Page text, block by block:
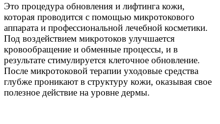
Это процедура обновления и лифтинга кожи,
которая проводится с помощью микротокового
аппарата и профессиональной лечебной косметики.
Под воздействием микротоков улучшается
кровообращение и обменные процессы, и в
результате стимулируется клеточное обновление.
После микротоковой терапии уходовые средства
глубже проникают в структуру кожи, оказывая свое
полезное действие на уровне дермы.